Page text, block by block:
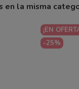
en la misma
¡EN
-25%